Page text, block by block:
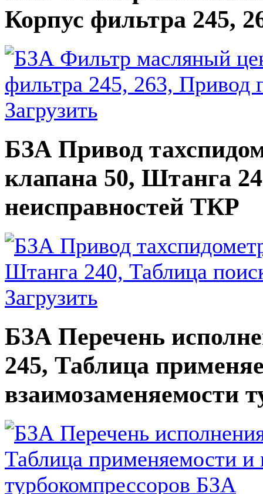
Корпус фильтра 245,
Загрузить
БЗА Привод
клапана 50, Штанга
неисправностей ТКР
Загрузить
БЗА Перечень
245, Таблица
взаимозаменяемости